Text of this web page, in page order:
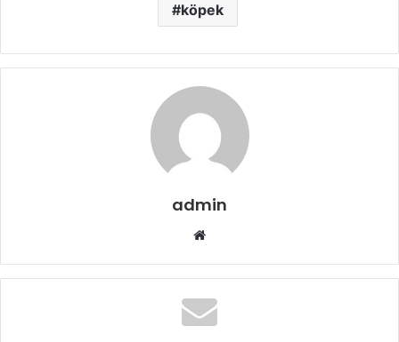
köpek
admin
Web